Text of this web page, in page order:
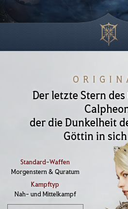
Der letzte Stern
der die Dunkelheit
Göttin in
Standard-Waffen
Morgenstern & Quratum
Kampftyp
Nah- und Mittelkampf